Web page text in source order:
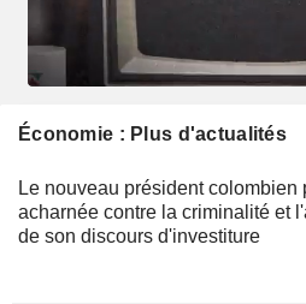
Économie : Plus d'actualités
Le nouveau président colombien
acharnée contre la criminalité et
de son discours d'investiture